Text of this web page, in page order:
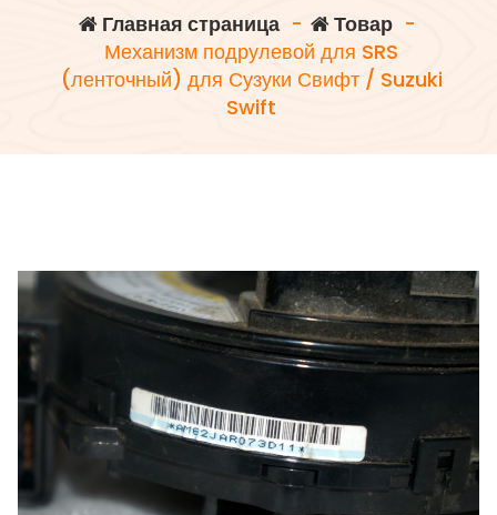
Главная страница- Товар-
Механизм подрулевой для SRS
(ленточный) для Сузуки Свифт / Suzuki
Swift